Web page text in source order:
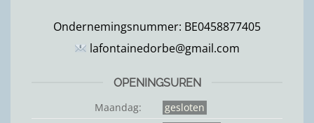
Ondernemingsnummer: BE0458877405
lafontainedorbe@gmail.com
OPENINGSUREN
Maandag:
gesloten